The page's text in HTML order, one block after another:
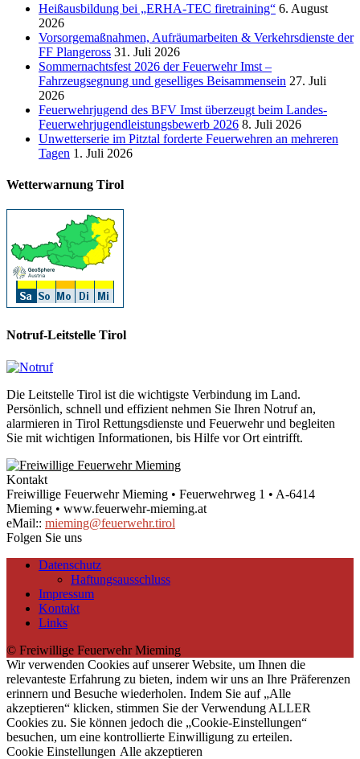
Heißausbildung bei „ERHA-TEC firetraining“ 6. August
2026
Vorsorgemaßnahmen, Aufräumarbeiten & Verkehrsdienste der
FF Plangeross 31. Juli 2026
Sommernachtsfest 2026 der Feuerwehr Imst –
Fahrzeugsegnung und geselliges Beisammensein 27. Juli
2026
Feuerwehrjugend des BFV Imst überzeugt beim Landes-
Feuerwehrjugendleistungsbewerb 2026 8. Juli 2026
Unwetterserie im Pitztal forderte Feuerwehren an mehreren
Tagen 1. Juli 2026
Wetterwarnung Tirol
Notruf-Leitstelle Tirol
Die Leitstelle Tirol ist die wichtigste Verbindung im Land.
Persönlich, schnell und effizient nehmen Sie Ihren Notruf an,
alarmieren in Tirol Rettungsdienste und Feuerwehr und begleiten
Sie mit wichtigen Informationen, bis Hilfe vor Ort eintrifft.
Kontakt
Freiwillige Feuerwehr Mieming • Feuerwehrweg 1 • A-6414
Mieming • www.feuerwehr-mieming.at
eMail:: mieming@feuerwehr.tirol
Folgen Sie uns
Datenschutz
Haftungsausschluss
Impressum
Kontakt
Links
© Freiwillige Feuerwehr Mieming
Wir verwenden Cookies auf unserer Website, um Ihnen die
relevanteste Erfahrung zu bieten, indem wir uns an Ihre Präferenzen
erinnern und Besuche wiederholen. Indem Sie auf „Alle
akzeptieren“ klicken, stimmen Sie der Verwendung ALLER
Cookies zu. Sie können jedoch die „Cookie-Einstellungen“
besuchen, um eine kontrollierte Einwilligung zu erteilen.
Cookie Einstellungen Alle akzeptieren